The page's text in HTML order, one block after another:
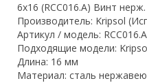
6х16 (RCC016.A) Винт
Производитель: Kripsol
Артикул / модель:
Подходящие модели:
Длина: 16 мм
Материал: сталь